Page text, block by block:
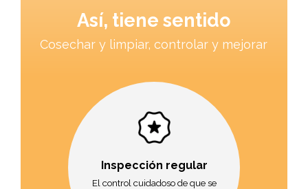
Así, tiene sentido
Cosechar y limpiar, controlar y mejorar
Inspección regular
El control cuidadoso de que se